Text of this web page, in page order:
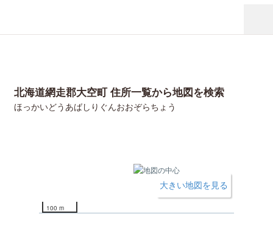
北海道網走郡大空町 住所一覧から地図を検索
ほっかいどうあばしりぐんおおぞらちょう
100 m
大きい地図を見る